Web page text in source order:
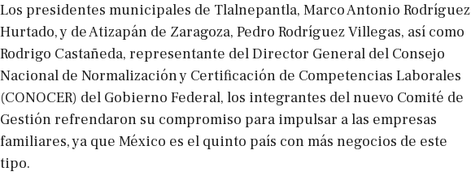
Los presidentes municipales de Tlalnepantla, Marco Antonio Rodríguez
Hurtado, y de Atizapán de Zaragoza, Pedro Rodríguez Villegas, así como
Rodrigo Castañeda, representante del Director General del Consejo
Nacional de Normalización y Certificación de Competencias Laborales
(CONOCER) del Gobierno Federal, los integrantes del nuevo Comité de
Gestión refrendaron su compromiso para impulsar a las empresas
familiares, ya que México es el quinto país con más negocios de este
tipo.